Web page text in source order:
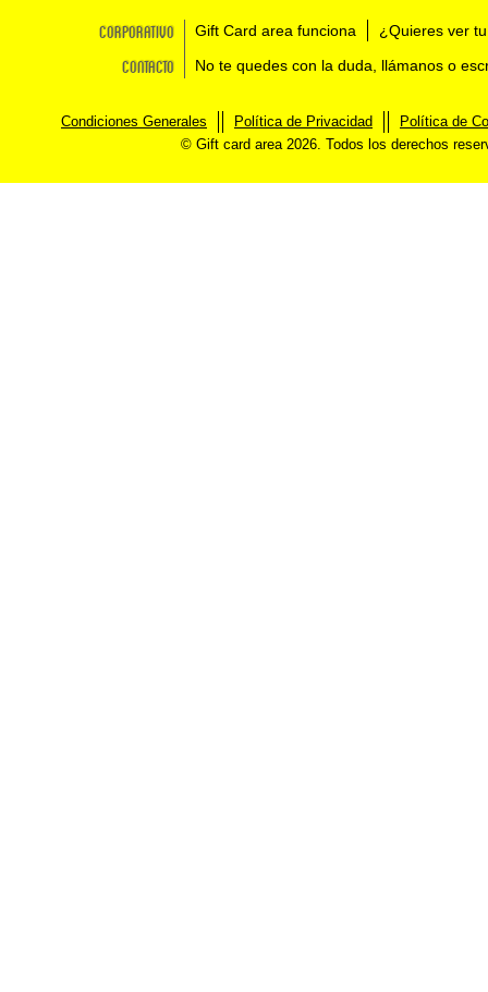
Corporativo Gift Card area funciona ¿Quieres ver
Contacto No te quedes con la duda, llámanos o
Condiciones Generales Política de Privacidad
Política de
© Gift card area 2026. Todos los derechos